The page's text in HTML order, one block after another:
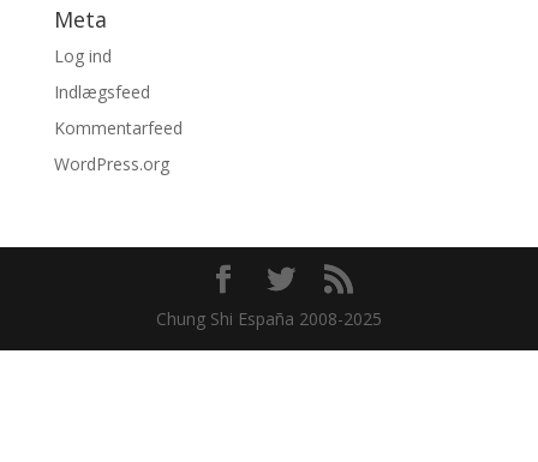
Meta
Log ind
Indlægsfeed
Kommentarfeed
WordPress.org
Chung Shi España 2008-2025